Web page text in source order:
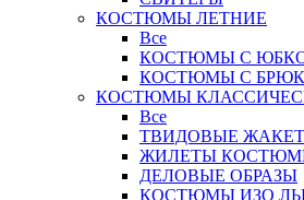
КОСТЮМЫ ЛЕТНИЕ
Все
КОСТЮМЫ С
КОСТЮМЫ С
КОСТЮМЫ
Все
ТВИДОВЫЕ
ЖИЛЕТЫ
ДЕЛОВЫЕ ОБРАЗЫ
КОСТЮМЫ ИЗО